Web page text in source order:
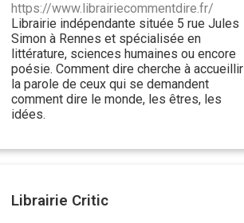
https://www.librairiecommentdire.fr/
Librairie indépendante située 5 rue Jules
Simon à Rennes et spécialisée en
littérature, sciences humaines ou encore
poésie. Comment dire cherche à accueillir
la parole de ceux qui se demandent
comment dire le monde, les êtres, les
idées.
Librairie Critic